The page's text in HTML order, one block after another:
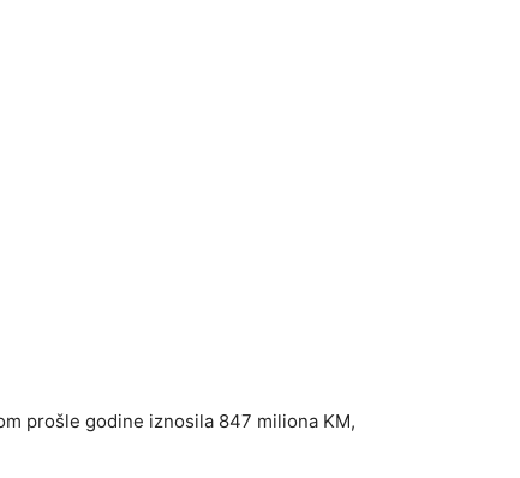
prošle godine iznosila 847 miliona KM,